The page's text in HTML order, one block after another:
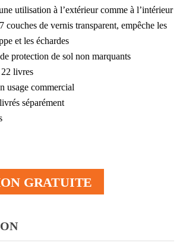
utilisation à l’extérieur comme à l’intérieur
couches de vernis transparent, empêche les
et les échardes
protection de sol non marquants
livres
usage commercial
séparément
GRATUITE